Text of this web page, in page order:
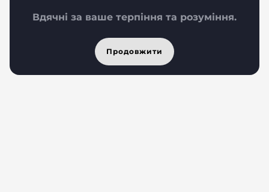
Вдячні за ваше терпіння та розуміння.
Продовжити